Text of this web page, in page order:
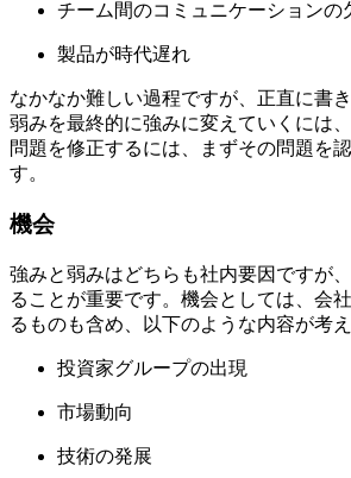
チーム間のコミュニケーションの
製品が時代遅れ
なかなか難しい過程ですが、正直に書
弱みを最終的に強みに変えていくには
問題を修正するには、まずその問題を
す。
機会
強みと弱みはどちらも社内要因ですが
ることが重要です。機会としては、会
るものも含め、以下のような内容が考
投資家グループの出現
市場動向
技術の発展